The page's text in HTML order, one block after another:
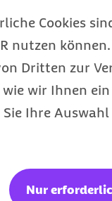
Cookies
nutzen
Dritten zur
wir Ihnen
Ihre
Nur